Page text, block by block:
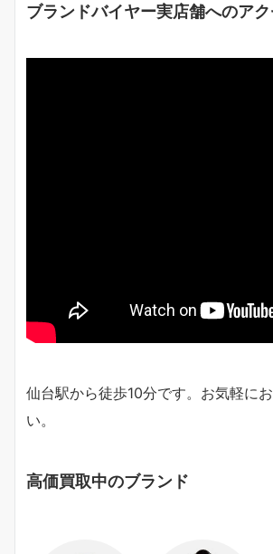
ブランドバイヤー実店舗へのア
仙台駅から徒歩10分です。お気軽に
い。
高価買取中のブランド